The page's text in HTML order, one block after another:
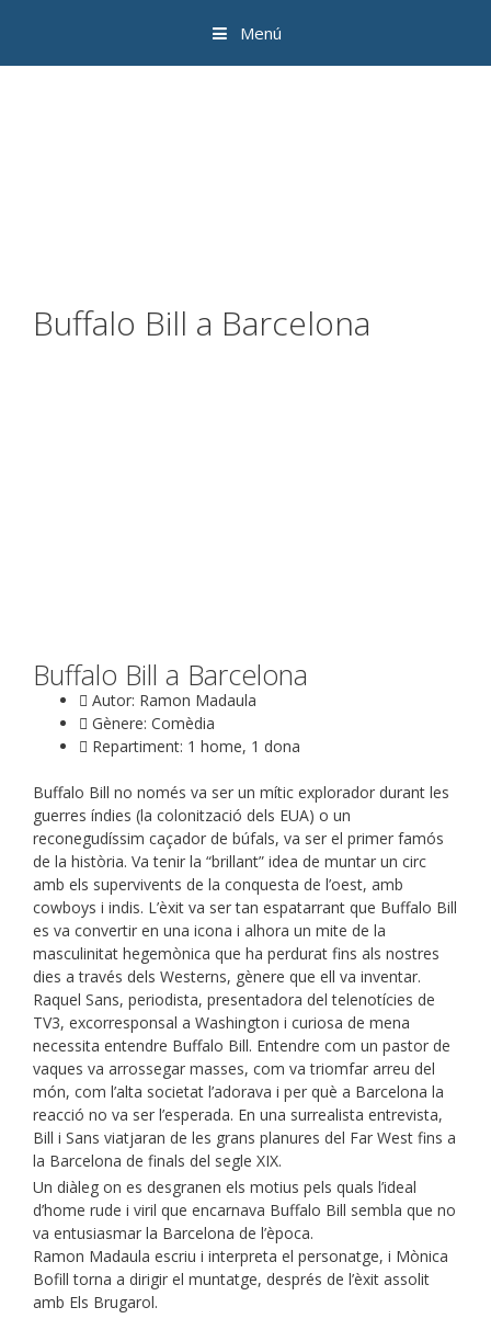
Menú
Buffalo Bill a Barcelona
Buffalo Bill a Barcelona
Autor: Ramon Madaula
Gènere: Comèdia
Repartiment: 1 home, 1 dona
Buffalo Bill no només va ser un mític explorador durant les
guerres índies (la colonització dels EUA) o un
reconegudíssim caçador de búfals, va ser el primer famós
de la història. Va tenir la “brillant” idea de muntar un circ
amb els supervivents de la conquesta de l’oest, amb
cowboys i indis. L’èxit va ser tan espatarrant que Buffalo Bill
es va convertir en una icona i alhora un mite de la
masculinitat hegemònica que ha perdurat fins als nostres
dies a través dels Westerns, gènere que ell va inventar.
Raquel Sans, periodista, presentadora del telenotícies de
TV3, excorresponsal a Washington i curiosa de mena
necessita entendre Buffalo Bill. Entendre com un pastor de
vaques va arrossegar masses, com va triomfar arreu del
món, com l’alta societat l’adorava i per què a Barcelona la
reacció no va ser l’esperada. En una surrealista entrevista,
Bill i Sans viatjaran de les grans planures del Far West fins a
la Barcelona de finals del segle XIX.
Un diàleg on es desgranen els motius pels quals l’ideal
d’home rude i viril que encarnava Buffalo Bill sembla que no
va entusiasmar la Barcelona de l’època.
Ramon Madaula escriu i interpreta el personatge, i Mònica
Bofill torna a dirigir el muntatge, després de l’èxit assolit
amb Els Brugarol.